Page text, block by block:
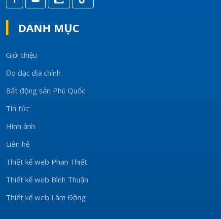
DANH MỤC
Giới thiệu
Đo đạc địa chính
Bất động sản Phú Quốc
Tin tức
Hình ảnh
Liên hệ
Thiết kế web Phan Thiết
Thiết kế web Bình Thuận
Thiết kế web Lâm Đồng